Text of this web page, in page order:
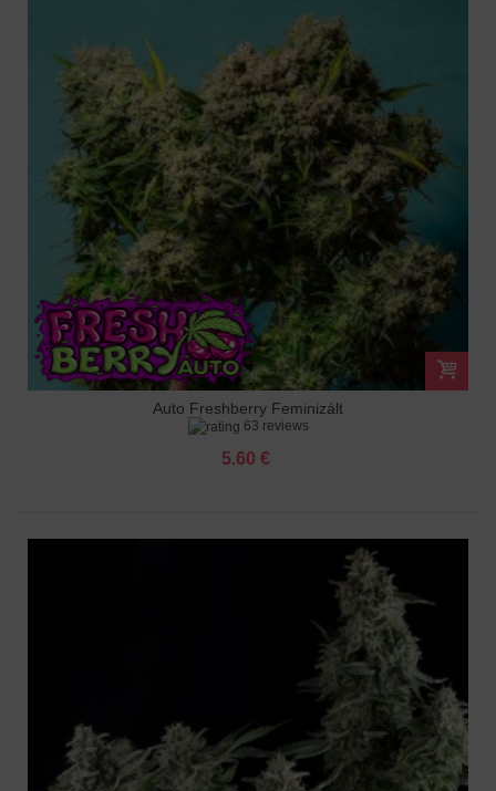
Auto Freshberry Feminizált
63 reviews
5.60 €